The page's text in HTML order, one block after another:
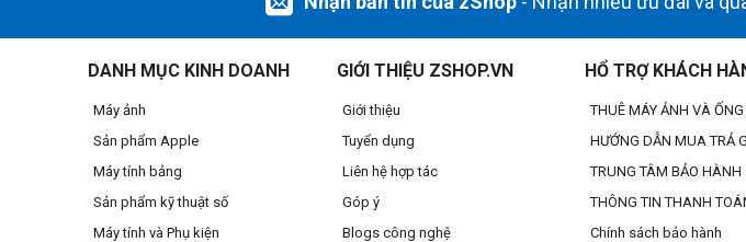
DANH MỤC KINH DOANH
Máy ảnh
Sản phẩm Apple
Máy tính bảng
Sản phẩm kỹ thuật số
Máy tính và Phụ kiện
GIỚI THIỆU ZSHOP.VN
Giới thiệu
Tuyển dụng
Liên hệ hợp tác
Góp ý
Blogs công nghệ
HỔ TRỢ KHÁCH
THUÊ MÁY ẢNH VÀ
HƯỚNG DẪN MUA TRẢ
TRUNG TÂM BẢO HÀNH
THÔNG TIN THANH
Chính sách bảo hành